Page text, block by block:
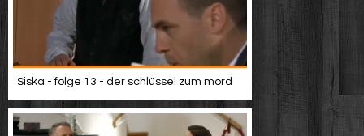
Siska - folge 13 - der schlüssel zum mord